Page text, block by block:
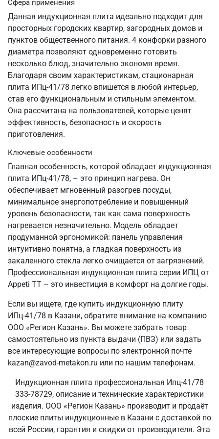
Сфера применения
Данная индукционная плита идеально подходит для
просторных городских квартир, загородных домов и
пунктов общественного питания. 4 конфорки разного
диаметра позволяют одновременно готовить
несколько блюд, значительно экономя время.
Благодаря своим характеристикам, стационарная
плита ИПц-41/78 легко впишется в любой интерьер,
став его функциональным и стильным элементом.
Она рассчитана на пользователей, которые ценят
эффективность, безопасность и скорость
приготовления.
Ключевые особенности
Главная особенность, которой обладает индукционная
плита ИПц-41/78, – это принцип нагрева. Он
обеспечивает мгновенный разогрев посуды,
минимальное энергопотребление и повышенный
уровень безопасности, так как сама поверхность
нагревается незначительно. Модель обладает
продуманной эргономикой: панель управления
интуитивно понятна, а гладкая поверхность из
закаленного стекла легко очищается от загрязнений.
Профессиональная индукционная плита серии ИПЦ от
Appeti ТТ – это инвестиция в комфорт на долгие годы.
Если вы ищете, где купить индукционную плиту
ИПц-41/78 в Казани, обратите внимание на компанию
ООО «Регион Казань». Вы можете забрать товар
самостоятельно из пункта выдачи (ПВЗ) или задать
все интересующие вопросы по электронной почте
kazan@zavod-metakon.ru или по нашим телефонам.
Индукционная плита профессиональная Ипц-41/78
333-78729, описание и технические характеристики
изделия. ООО «Регион Казань» производит и продаёт
плоские плиты индукционные в Казани с доставкой по
всей России, гарантия и скидки от производителя. Эта